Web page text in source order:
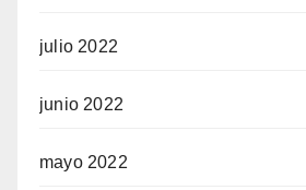
julio 2022
junio 2022
mayo 2022